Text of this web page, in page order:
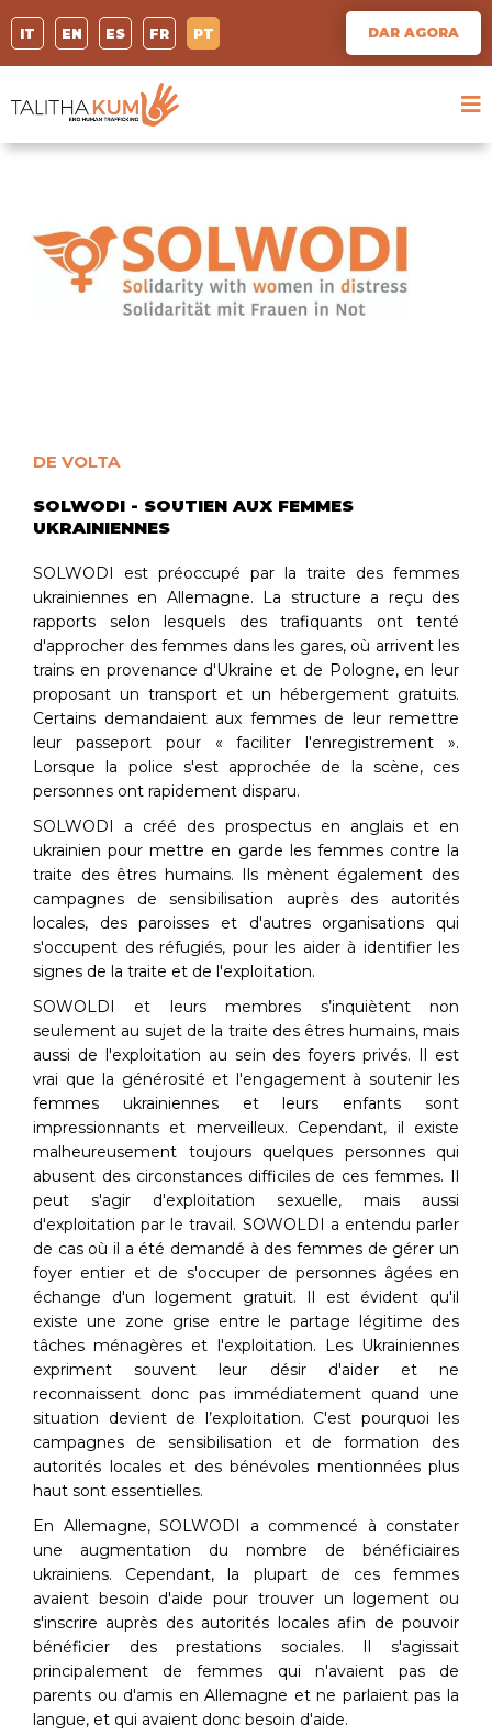
IT EN ES FR PT DAR AGORA
DE VOLTA
SOLWODI - SOUTIEN AUX FEMMES
UKRAINIENNES
SOLWODI est préoccupé par la traite des femmes
ukrainiennes en Allemagne. La structure a reçu des
rapports selon lesquels des trafiquants ont tenté
d'approcher des femmes dans les gares, où arrivent les
trains en provenance d'Ukraine et de Pologne, en leur
proposant un transport et un hébergement gratuits.
Certains demandaient aux femmes de leur remettre
leur passeport pour «faciliter l'enregistrement».
Lorsque la police s'est approchée de la scène, ces
personnes ont rapidement disparu.
SOLWODI a créé des prospectus en anglais et en
ukrainien pour mettre en garde les femmes contre la
traite des êtres humains. Ils mènent également des
campagnes de sensibilisation auprès des autorités
locales, des paroisses et d'autres organisations qui
s'occupent des réfugiés, pour les aider à identifier les
signes de la traite et de l'exploitation.
SOWOLDI et leurs membres s’inquiètent non
seulement au sujet de la traite des êtres humains, mais
aussi de l'exploitation au sein des foyers privés. Il est
vrai que la générosité et l'engagement à soutenir les
femmes ukrainiennes et leurs enfants sont
impressionnants et merveilleux. Cependant, il existe
malheureusement toujours quelques personnes qui
abusent des circonstances difficiles de ces femmes. Il
peut s'agir d'exploitation sexuelle, mais aussi
d'exploitation par le travail. SOWOLDI a entendu parler
de cas où il a été demandé à des femmes de gérer un
foyer entier et de s'occuper de personnes âgées en
échange d'un logement gratuit. Il est évident qu'il
existe une zone grise entre le partage légitime des
tâches ménagères et l'exploitation. Les Ukrainiennes
expriment souvent leur désir d'aider et ne
reconnaissent donc pas immédiatement quand une
situation devient de l’exploitation. C'est pourquoi les
campagnes de sensibilisation et de formation des
autorités locales et des bénévoles mentionnées plus
haut sont essentielles.
En Allemagne, SOLWODI a commencé à constater
une augmentation du nombre de bénéficiaires
ukrainiens. Cependant, la plupart de ces femmes
avaient besoin d'aide pour trouver un logement ou
s'inscrire auprès des autorités locales afin de pouvoir
bénéficier des prestations sociales. Il s'agissait
principalement de femmes qui n'avaient pas de
parents ou d'amis en Allemagne et ne parlaient pas la
langue, et qui avaient donc besoin d'aide.